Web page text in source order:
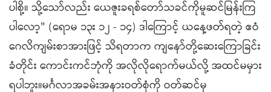
ပါစို့။ သို့သော်လည်း ယေဇူးခရစ်တော်သခင်ကိုမူဆင်မြန်းကြ
ပါလော့" (ရောမ ၁၃း ၁၂ - ၁၄) ဒါကြောင့် ယနေ့ဖတ်ရတဲ့ ဧဝံ
ဂေလိကျမ်းစာအားဖြင့် သိရတာက ကျနော်တို့ဆေးကြောခြင်း
ခံတိုင်း ကောင်းကင်ဘုံကို အလိုလိုရောက်မယ်လို့ အထင်မမှား
ရပါဘူး။မင်္ဂလာအခမ်းအနားဝတ်စုံကို ဝတ်ဆင်မှ